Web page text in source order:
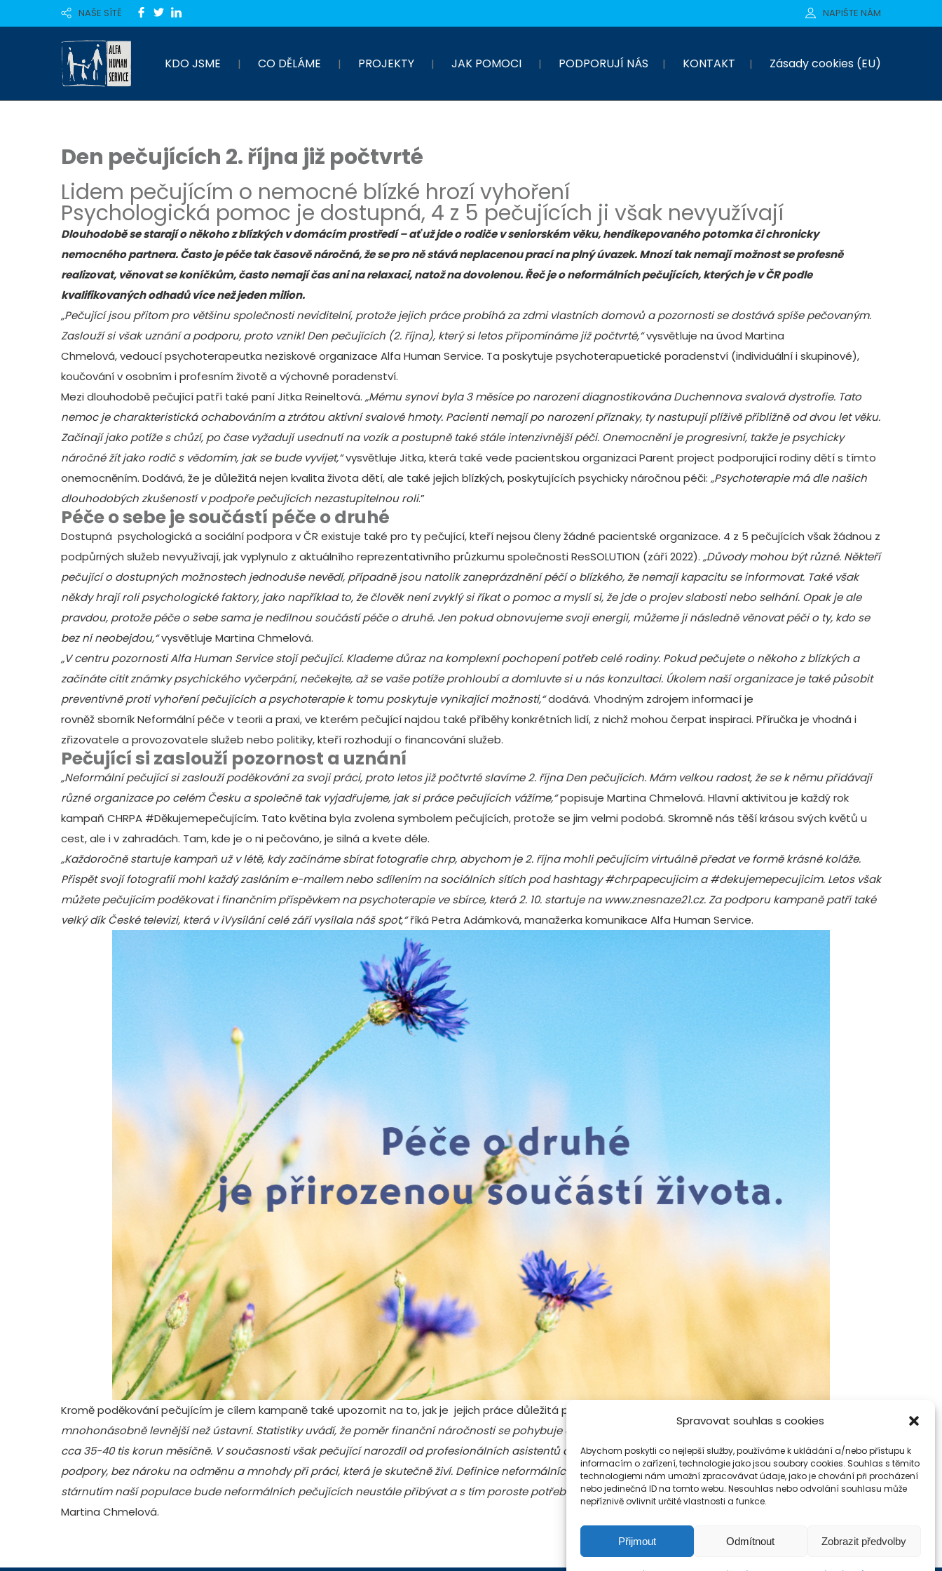
Spravovat souhlas s cookies
Abychom poskytli co nejlepší služby, používáme k ukládání a/nebo přístupu k
informacím o zařízení, technologie jako jsou soubory cookies. Souhlas s těmito
technologiemi nám umožní zpracovávat údaje, jako je chování při procházení
nebo jedinečná ID na tomto webu. Nesouhlas nebo odvolání souhlasu může
nepříznivě ovlivnit určité vlastnosti a funkce.
Přijmout Odmítnout Zobrazit předvolby
NAŠE SÍTĚ NAPIŠTE NÁM
KDO JSME CO DĚLÁME PROJEKTY JAK POMOCI PODPORUJÍ NÁS KONTAKT Zásady cookies (EU)
Den pečujících 2. října již počtvrté
Lidem pečujícím o nemocné blízké hrozí vyhoření
Psychologická pomoc je dostupná, 4 z 5 pečujících ji však nevyužívají
Dlouhodobě se starají o někoho z blízkých v domácím prostředí – ať už jde o rodiče v seniorském věku, hendikepovaného potomka či chronicky
nemocného partnera. Často je péče tak časově náročná, že se pro ně stává neplacenou prací na plný úvazek. Mnozí tak nemají možnost se profesně
realizovat, věnovat se koníčkům, často nemají čas ani na relaxaci, natož na dovolenou. Řeč je o neformálních pečujících, kterých je v ČR podle
kvalifikovaných odhadů více než jeden milion.
„Pečující jsou přitom pro většinu společnosti neviditelní, protože jejich práce probíhá za zdmi vlastních domovů a pozornosti se dostává spíše pečovaným.
Zaslouží si však uznání a podporu, proto vznikl Den pečujících (2. října), který si letos připomínáme již počtvrté,“vysvětluje na úvod Martina
Chmelová, vedoucí psychoterapeutka neziskové organizace Alfa Human Service. Ta poskytuje psychoterapuetické poradenství (individuální i skupinové),
koučování v osobním i profesním životě a výchovné poradenství.
Mezi dlouhodobě pečující patří také paní Jitka Reineltová. „Mému synovi byla 3 měsíce po narození diagnostikována Duchennova svalová dystrofie. Tato
nemoc je charakteristická ochabováním a ztrátou aktivní svalové hmoty. Pacienti nemají po narození příznaky, ty nastupují plíživě přibližně od dvou let věku.
Začínají jako potíže s chůzí, po čase vyžadují usednutí na vozík a postupně také stále intenzivnější péči. Onemocnění je progresivní, takže je psychicky
náročné žít jako rodič s vědomím, jak se bude vyvíjet,“vysvětluje Jitka, která také vede pacientskou organizaci Parent project podporující rodiny dětí s tímto
onemocněním. Dodává, že je důležitá nejen kvalita života dětí, ale také jejich blízkých, poskytujících psychicky náročnou péči: „Psychoterapie má dle našich
dlouhodobých zkušeností v podpoře pečujících nezastupitelnou roli.”
Péče o sebe je součástí péče o druhé
Dostupná psychologická a sociální podpora v ČR existuje také pro ty pečující, kteří nejsou členy žádné pacientské organizace. 4 z 5 pečujících však žádnou z
podpůrných služeb nevyužívají, jak vyplynulo z aktuálního reprezentativního průzkumu společnosti ResSOLUTION (září 2022). „Důvody mohou být různé. Někteří
pečující o dostupných možnostech jednoduše nevědí, případně jsou natolik zaneprázdnění péčí o blízkého, že nemají kapacitu se informovat. Také však
někdy hrají roli psychologické faktory, jako například to, že člověk není zvyklý si říkat o pomoc a myslí si, že jde o projev slabosti nebo selhání. Opak je ale
pravdou, protože péče o sebe sama je nedílnou součástí péče o druhé. Jen pokud obnovujeme svoji energii, můžeme ji následně věnovat péči o ty, kdo se
bez ní neobejdou,“vysvětluje Martina Chmelová.
„​​V centru pozornosti Alfa Human Service stojí pečující. Klademe důraz na komplexní pochopení potřeb celé rodiny. Pokud pečujete o někoho z blízkých a
začínáte cítit známky psychického vyčerpání, nečekejte, až se vaše potíže prohloubí adomluvte si u nás konzultaci. Úkolem naší organizace je také působit
preventivně proti vyhoření pečujících a psychoterapie k tomu poskytuje vynikající možnosti,“dodává. Vhodným zdrojem informací je
rovněž sborníkNeformální péče v teorii a praxi, ve kterém pečující najdou také příběhy konkrétních lidí, z nichž mohou čerpat inspiraci. Příručka je vhodná i
zřizovatele a provozovatele služeb nebo politiky, kteří rozhodují o financování služeb.
Pečující si zaslouží pozornost a uznání
„Neformální pečující si zaslouží poděkování za svoji práci, proto letos již počtvrté slavíme 2. října Den pečujících. Mám velkou radost, že se k němu přidávají
různé organizace po celém Česku a společně tak vyjadřujeme, jak si práce pečujících vážíme,“popisuje Martina Chmelová. Hlavní aktivitou je každý rok
kampaň CHRPA #Děkujemepečujícím. Tato květina byla zvolena symbolem pečujících, protože se jim velmi podobá. Skromně nás těší krásou svých květů u
cest, ale i v zahradách. Tam, kde je o ni pečováno, je silná a kvete déle.
„Každoročně startuje kampaň už v létě, kdy začínáme sbírat fotografie chrp, abychom je 2. října mohli pečujícím virtuálně předat ve formě krásné koláže.
Přispět svojí fotografií mohl každý zasláním e-mailem nebo sdílením na sociálních sítích pod hashtagy #chrpapecujicim a #dekujemepecujicim. Letos však
můžete pečujícím poděkovat i finančním příspěvkem na psychoterapie ve sbírce, která 2. 10. startuje na www.znesnaze21.cz. Za podporu kampaně patří také
velký dík České televizi, která v iVysílání celé září vysílala náš spot,“říká Petra Adámková, manažerka komunikace Alfa Human Service.
Kromě poděkování pečujícím je cílem kampaně také upozornit na to, jak je jejich práce důležitá pro český sociální a zdravotnický systém.
mnohonásobně levnější než ústavní. Statistiky uvádí, že poměr finanční náročnosti se pohybuje cca 1:2,5 – tedy domácí péče cca 15-17 tis. versus ústavní
cca 35-40 tis korun měsíčně. V současnosti však pečující narozdíl od profesionálních asistentů či zdravotníků dělají svou práci bez jakékoliv kompenzace a
podpory, bez nároku na odměnu a mnohdy při práci, která je skutečně živí. Definice neformálních pečujících není doposud legislativně ukotvena. Se
stárnutím naší populace bude neformálních pečujících neustále přibývat a s tím poroste potřeba vytvářet kvalitní podpůrný systém,“dodává na závěr
Martina Chmelová.